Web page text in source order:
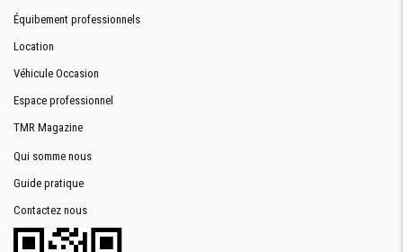
Équibement professionnels
Location
Véhicule Occasion
Espace professionnel
TMR Magazine
Qui somme nous
Guide pratique
Contactez nous